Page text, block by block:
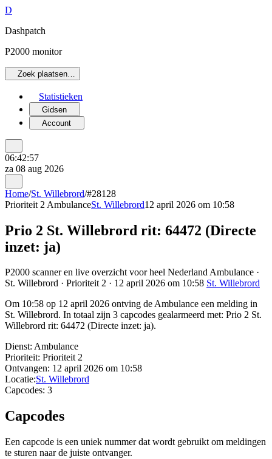
D
Dashpatch
P2000 monitor
Zoek plaatsen…
Statistieken
Gidsen
Account
06:42:57
za 08 aug 2026
Home/St. Willebrord/#28128
Prioriteit 2 AmbulanceSt. Willebrord12 april 2026 om 10:58
Prio 2 St. Willebrord rit: 64472 (Directe
inzet: ja)
P2000 scanner en live overzicht voor heel Nederland Ambulance ·
St. Willebrord · Prioriteit 2 · 12 april 2026 om 10:58 St. Willebrord
Om 10:58 op 12 april 2026 ontving de Ambulance een melding in
St. Willebrord. In totaal zijn 3 capcodes gealarmeerd met: Prio 2 St.
Willebrord rit: 64472 (Directe inzet: ja).
Dienst: Ambulance
Prioriteit: Prioriteit 2
Ontvangen: 12 april 2026 om 10:58
Locatie:St. Willebrord
Capcodes: 3
Capcodes
Een capcode is een uniek nummer dat wordt gebruikt om meldingen
te sturen naar de juiste ontvanger.